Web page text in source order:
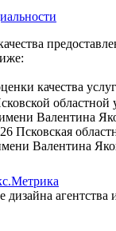
областной
Валентина
Псковская
Валентина
дизайна агентства